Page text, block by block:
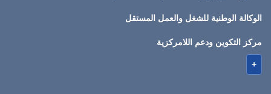
الوكالة الوطنية للشغل والعمل المستقل
مركز التكوين ودعم اللامركزية
+